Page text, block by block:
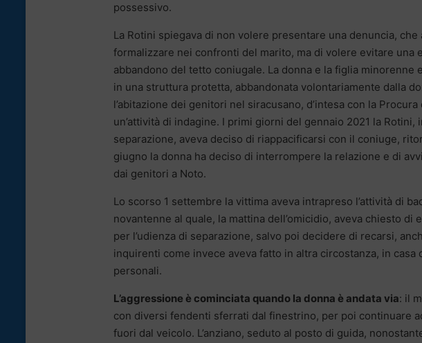
possessivo.
La Rotini spiegava di non volere presentare una denuncia,
formalizzare nei confronti del marito, ma di volere evitare una
abbandono del tetto coniugale. La donna e la figlia
in una struttura protetta, abbandonata volontariamente dalla
l’abitazione dei genitori nel siracusano, d’intesa con la
un’attività di indagine. I primi giorni del gennaio 2021 la
separazione, aveva deciso di riappacificarsi con il coniuge,
giugno la donna ha deciso di interrompere la relazione e di
dai genitori a Noto.
Lo scorso 1 settembre la vittima aveva intrapreso l’attività di
novantenne al quale, la mattina dell’omicidio, aveva chiesto
per l’udienza di separazione, salvo poi decidere di recarsi,
inquirenti come invece aveva fatto in altra circostanza, in
personali.
L’aggressione è cominciata quando la donna è andata via: il
con diversi fendenti sferrati dal finestrino, per poi continuare
fuori dal veicolo. L’anziano, seduto al posto di guida,